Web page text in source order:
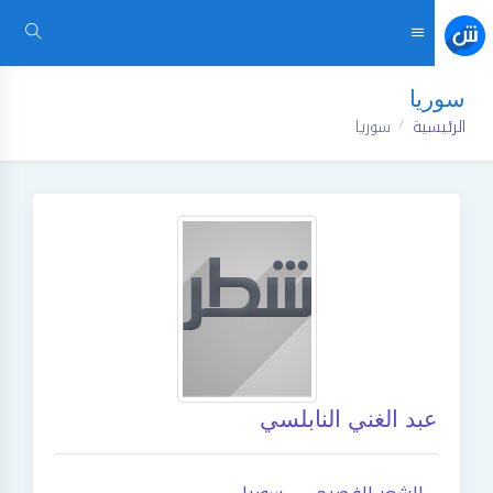
سوريا
الرئيسية سوريا
عبد الغني النابلسي